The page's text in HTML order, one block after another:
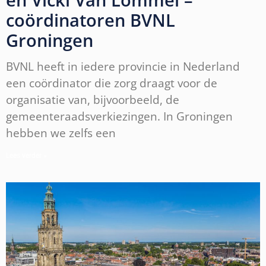
coördinatoren BVNL
Groningen
BVNL heeft in iedere provincie in Nederland
een coördinator die zorg draagt voor de
organisatie van, bijvoorbeeld, de
gemeenteraadsverkiezingen. In Groningen
hebben we zelfs een